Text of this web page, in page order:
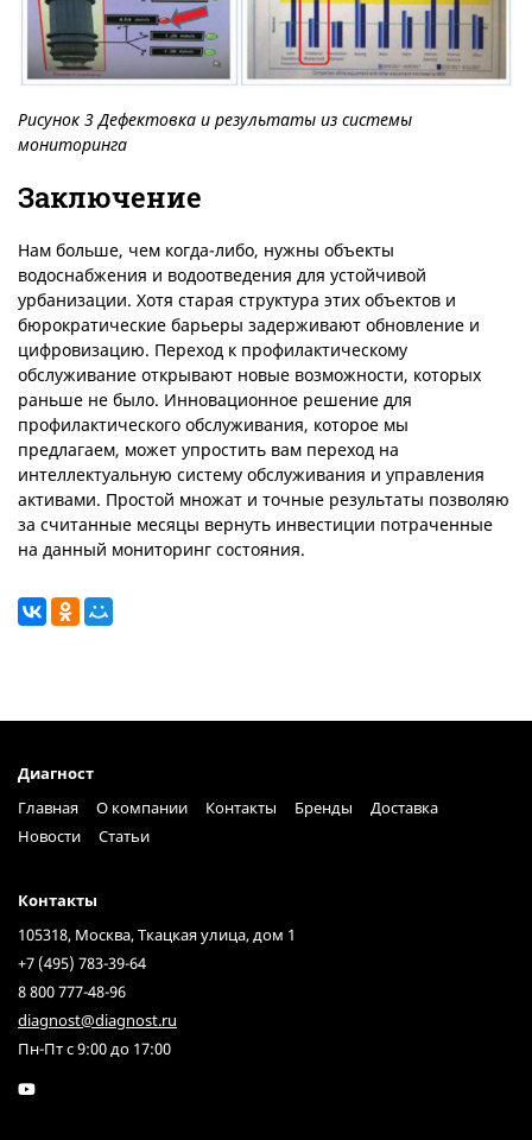
Рисунок 3 Дефектовка и результаты из системы
мониторинга
Заключение
Нам больше, чем когда-либо, нужны объекты
водоснабжения и водоотведения для устойчивой
урбанизации. Хотя старая структура этих объектов и
бюрократические барьеры задерживают обновление и
цифровизацию. Переход к профилактическому
обслуживание открывают новые возможности, которых
раньше не было. Инновационное решение для
профилактического обслуживания, которое мы
предлагаем, может упростить вам переход на
интеллектуальную систему обслуживания и управления
активами. Простой множат и точные результаты позволяю
за считанные месяцы вернуть инвестиции потраченные
на данный мониторинг состояния.
Диагност
Главная
О компании Контакты Бренды
Доставка
Новости
Статьи
Контакты
105318, Москва, Ткацкая улица, дом 1
+7 (495) 783-39-64
8 800 777-48-96
diagnost@diagnost.ru
Пн-Пт с 9:00 до 17:00